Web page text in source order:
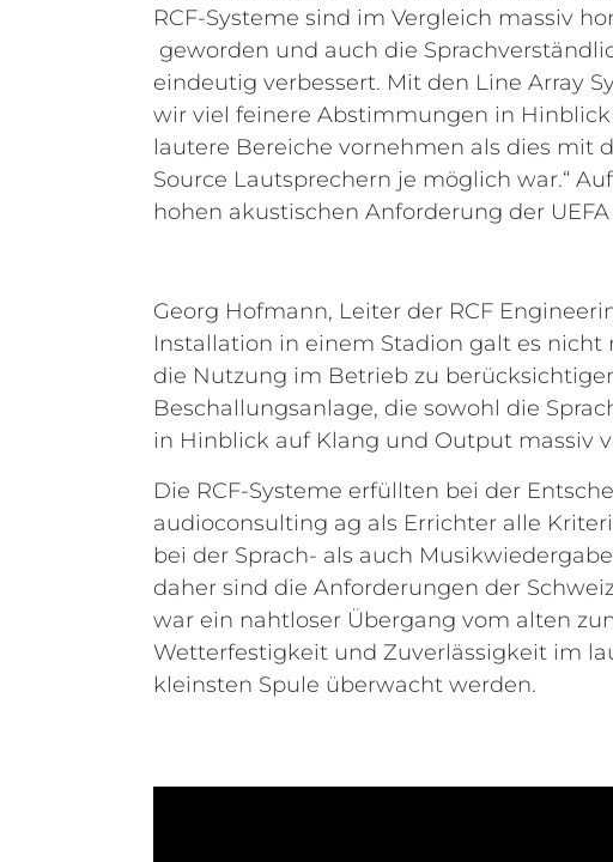
RCF-Systeme sind im Vergleich massiv
geworden und auch die
eindeutig verbessert. Mit den Line Array
wir viel feinere Abstimmungen in
lautere Bereiche vornehmen als dies mit
Source Lautsprechern je möglich war.“
hohen akustischen Anforderung der
Georg Hofmann, Leiter der RCF
Installation in einem Stadion galt es
die Nutzung im Betrieb zu
Beschallungsanlage, die sowohl die
in Hinblick auf Klang und Output massiv
Die RCF-Systeme erfüllten bei der
audioconsulting ag als Errichter alle
bei der Sprach- als auch
daher sind die Anforderungen der
war ein nahtloser Übergang vom alten
Wetterfestigkeit und Zuverlässigkeit im
kleinsten Spule überwacht werden.